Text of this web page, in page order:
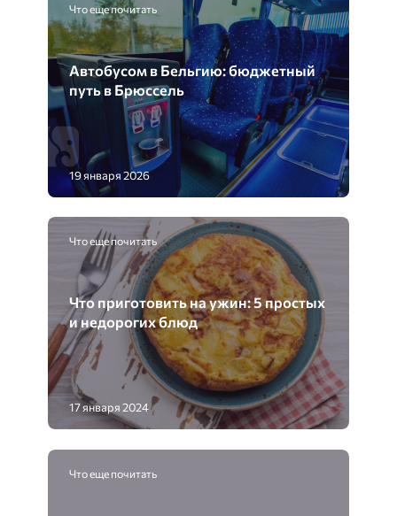
Что еще почитать
Автобусом в Бельгию: бюджетный
путь в Брюссель
19 января 2026
Что еще почитать
Что приготовить на ужин: 5 простых
и недорогих блюд
17 января 2024
Что еще почитать